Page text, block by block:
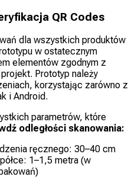
QR Codes
dla wszystkich produktów
w ostatecznym
elementów zgodnym z
Prototyp należy
korzystając zarówno z
i Android.
parametrów, które
odległości skanowania:
ręcznego: 30–40 cm
1–1,5 metra (w